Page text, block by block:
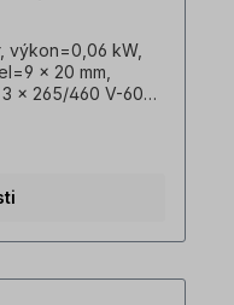
výkon=0,06 kW,
x 265/460 V-60
5010 (hořcově
Kabelové